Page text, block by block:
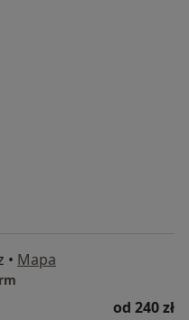
• Mapa
od 240 zł